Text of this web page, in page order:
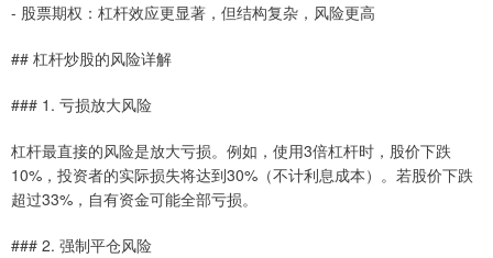
- 股票期权：杠杆效应更显著，但结构复杂，风险更高
## 杠杆炒股的风险详解
### 1. 亏损放大风险
杠杆最直接的风险是放大亏损。例如，使用3倍杠杆时，股价下跌
10%，投资者的实际损失将达到30%（不计利息成本）。若股价下跌
超过33%，自有资金可能全部亏损。
### 2. 强制平仓风险